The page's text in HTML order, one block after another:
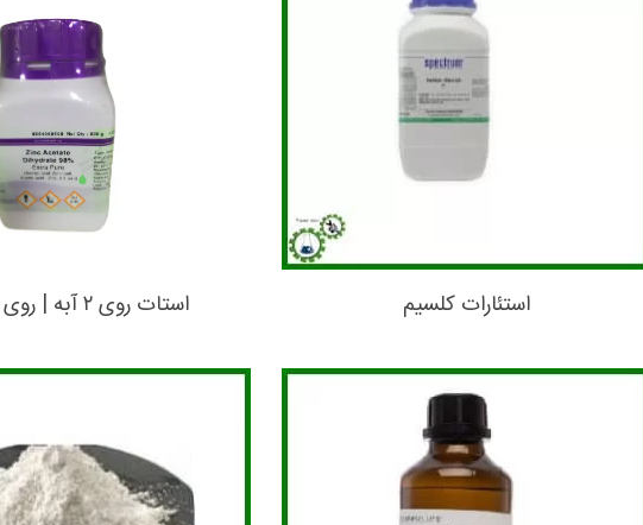
استئارات کلسیم استات روی ۲ آبه | روی استات